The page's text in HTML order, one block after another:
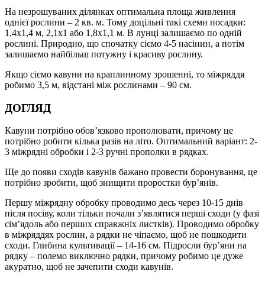
На незрошуваних ділянках оптимальна площа живлення
однієї рослини – 2 кв. м. Тому доцільні такі схеми посадки:
1,4х1,4 м, 2,1х1 або 1,8х1,1 м. В лунці залишаємо по одній
рослині. Природно, що спочатку сіємо 4-5 насінин, а потім
залишаємо найбільш потужну і красиву рослину.
Якщо сіємо кавуни на краплинному зрошенні, то міжряддя
робимо 3,5 м, відстані між рослинами – 90 см.
ДОГЛЯД
Кавуни потрібно обов’язково прополювати, причому це
потрібно робити кілька разів на літо. Оптимальний варіант: 2-
3 міжрядні обробки і 2-3 ручні прополки в рядках.
Ще до появи сходів кавунів бажано провести боронування, це
потрібно зробити, щоб знищити проростки бур’янів.
Першу міжрядну обробку проводимо десь через 10-15 днів
після посіву, коли тільки почали з’являтися перші сходи (у фазі
сім’ядоль або перших справжніх листків). Проводимо обробку
в міжряддях рослин, а рядки не чіпаємо, щоб не пошкодити
сходи. Глибина культивації – 14-16 см. Підросли бур’яни на
рядку – полемо виключно рядки, причому робимо це дуже
акуратно, щоб не зачепити сходи кавунів.